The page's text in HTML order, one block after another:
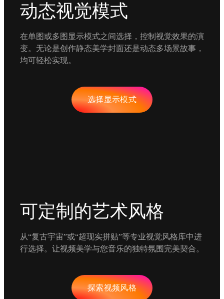
动态视觉模式
在单图或多图显示模式之间选择，控制视觉效果的演
变。无论是创作静态美学封面还是动态多场景故事，
均可轻松实现。
选择显示模式
可定制的艺术风格
从“复古宇宙”或“超现实拼贴”等专业视觉风格库中进
行选择。让视频美学与您音乐的独特氛围完美契合。
探索视频风格